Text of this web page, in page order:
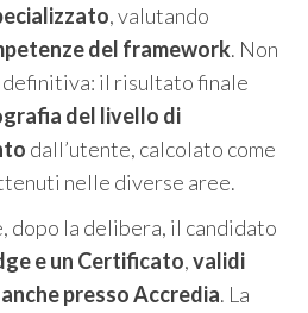
, valutando
del framework. Non
il risultato finale
del livello di
dall’utente, calcolato come
nelle diverse aree.
dopo la delibera, il candidato
e un Certificato,validi
presso Accredia. La